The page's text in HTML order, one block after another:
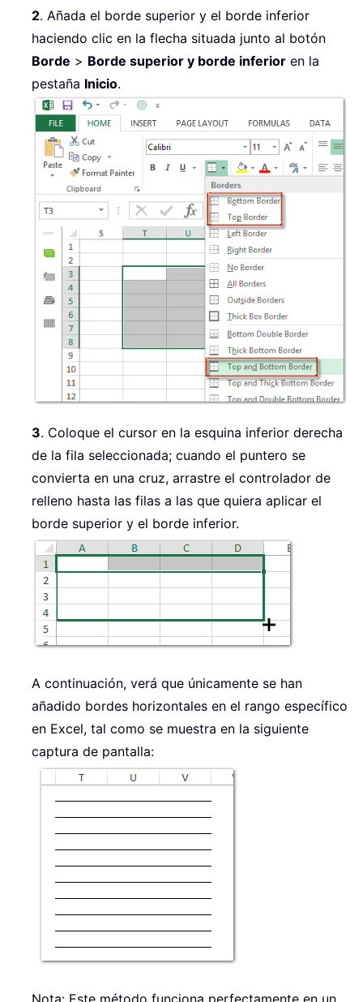
2. Añada el borde superior y el borde inferior
haciendo clic en la flecha situada junto al botón
Borde > Borde superior y borde inferior en la
pestaña Inicio.
3. Coloque el cursor en la esquina inferior derecha
de la fila seleccionada; cuando el puntero se
convierta en una cruz, arrastre el controlador de
relleno hasta las filas a las que quiera aplicar el
borde superior y el borde inferior.
A continuación, verá que únicamente se han
añadido bordes horizontales en el rango específico
en Excel, tal como se muestra en la siguiente
captura de pantalla:
Nota: Este método funciona perfectamente en un